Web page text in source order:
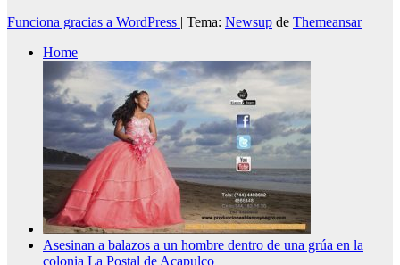
Funciona gracias a WordPress | Tema: Newsup de Themeansar
Home
Asesinan a balazos a un hombre dentro de una grúa en la
colonia La Postal de Acapulco